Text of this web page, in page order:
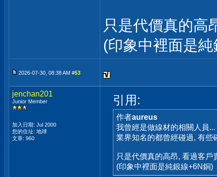
只是代價真的高
(印象中裡面是
2026-07-30, 08:38 AM #53
jenchan201
Junior Member
加入日期: Jul 2000
您的住址: 地球
文章: 960
引用:
作者aureus
我曾經是做線材的相關人員...
業界知名的都曾經碰過, 有些
只是代價真的高昂, 看過客
(印象中裡面是純銀線+6N銅)